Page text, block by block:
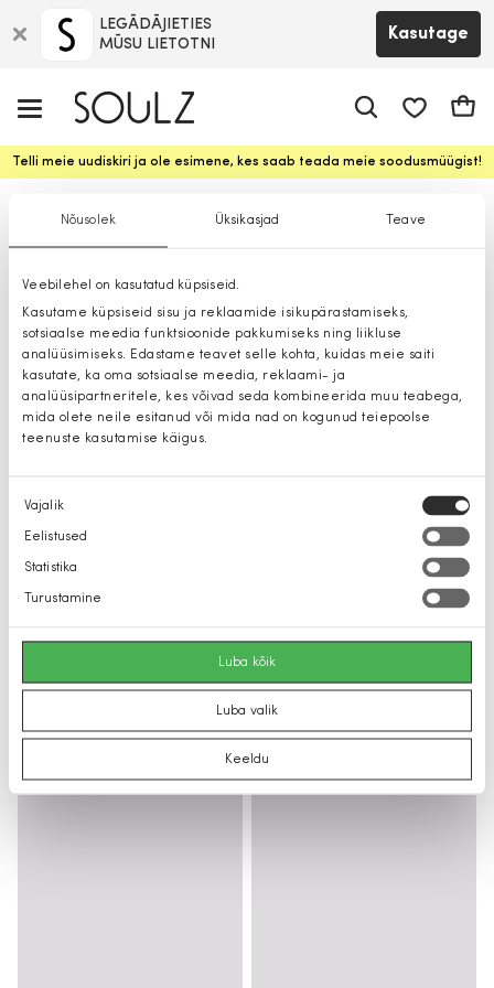
Nõusolek Üksikasjad Teave
Veebilehel on kasutatud küpsiseid.
Kasutame küpsiseid sisu ja reklaamide isikupärastamiseks,
sotsiaalse meedia funktsioonide pakkumiseks ning liikluse
analüüsimiseks. Edastame teavet selle kohta, kuidas meie saiti
kasutate, ka oma sotsiaalse meedia, reklaami- ja
analüüsipartneritele, kes võivad seda kombineerida muu teabega,
mida olete neile esitanud või mida nad on kogunud teiepoolse
teenuste kasutamise käigus.
Nõusoleku
valik
Vajalik
Eelistused
Statistika
Turustamine
Luba kõik
Luba valik
Keeldu
LEGĀDĀJIETIES
MŪSU LIETOTNI
Kasutage
Telli meie uudiskiri ja ole esimene, kes saab teada meie soodusmüügist!
Mütsid